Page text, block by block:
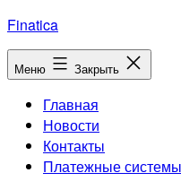
Перейти
к
содержимому
Finatica
Меню Закрыть
Главная
Новости
Контакты
Платежные системы